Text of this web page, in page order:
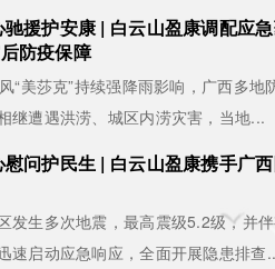
援护安康 | 白云山盈康调配应
防疫保障
“美莎克”持续强降雨影响，广西多地
继遭遇洪涝、城区内涝灾害，当地...
问护民生 | 白云山盈康携手广
发生多次地震，最高震级5.2级，并
速启动应急响应，全面开展隐患排查